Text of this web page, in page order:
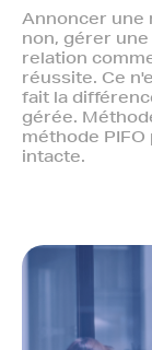
Annoncer une
non, gérer
relation
réussite. Ce
fait la
gérée.
méthode
intacte.